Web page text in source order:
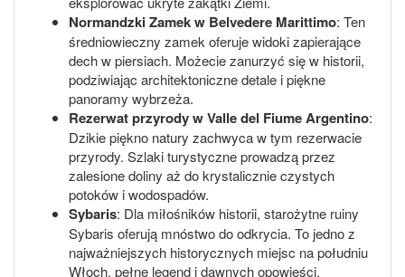
Normandzki Zamek w Belvedere Marittimo: Ten
średniowieczny zamek oferuje widoki zapierające
dech w piersiach. Możecie zanurzyć się w historii,
podziwiając architektoniczne detale i piękne
panoramy wybrzeża.
Rezerwat przyrody w Valle del Fiume Argentino:
Dzikie piękno natury zachwyca w tym rezerwacie
przyrody. Szlaki turystyczne prowadzą przez
zalesione doliny aż do krystalicznie czystych
potoków i wodospadów.
Sybaris: Dla miłośników historii, starożytne ruiny
Sybaris oferują mnóstwo do odkrycia. To jedno z
najważniejszych historycznych miejsc na południu
Włoch, pełne legend i dawnych opowieści.